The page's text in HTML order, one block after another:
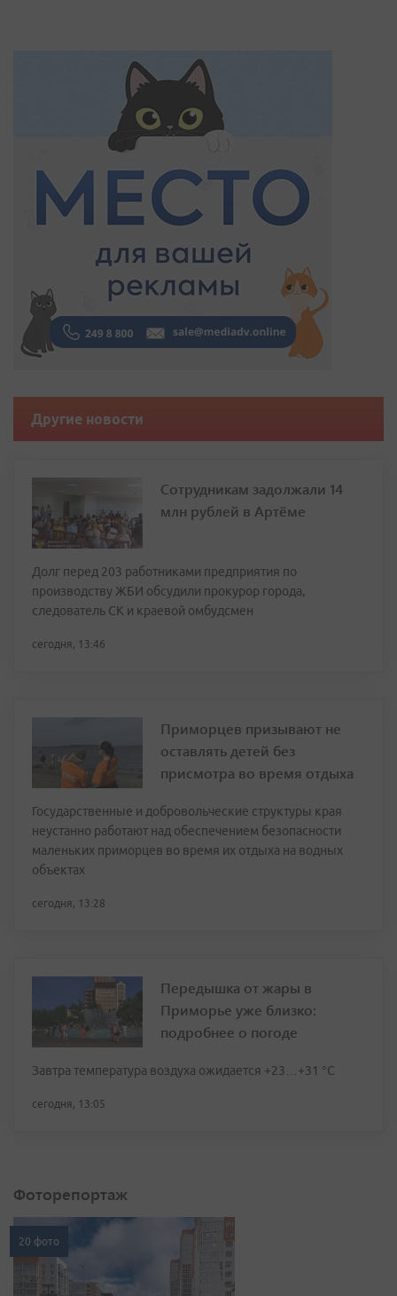
Другие новости
Сотрудникам задолжали 14
млн рублей в Артёме
Долг перед 203 работниками предприятия по
производству ЖБИ обсудили прокурор города,
следователь СК и краевой омбудсмен
сегодня, 13:46
Приморцев призывают не
оставлять детей без
присмотра во время отдыха
Государственные и добровольческие структуры края
неустанно работают над обеспечением безопасности
маленьких приморцев во время их отдыха на водных
объектах
сегодня, 13:28
Передышка от жары в
Приморье уже близко:
подробнее о погоде
Завтра температура воздуха ожидается +23…+31 °C
сегодня, 13:05
Фоторепортаж
20 фото